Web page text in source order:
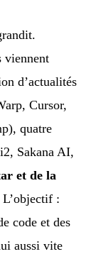
viennent
d’actualités
Cursor,
quatre
Sakana AI,
et de la
:
code et des
aussi vite